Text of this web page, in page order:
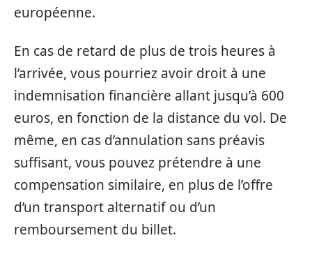
européenne.
En cas de retard de plus de trois heures à
l’arrivée, vous pourriez avoir droit à une
indemnisation financière allant jusqu’à 600
euros, en fonction de la distance du vol. De
même, en cas d’annulation sans préavis
suffisant, vous pouvez prétendre à une
compensation similaire, en plus de l’offre
d’un transport alternatif ou d’un
remboursement du billet.